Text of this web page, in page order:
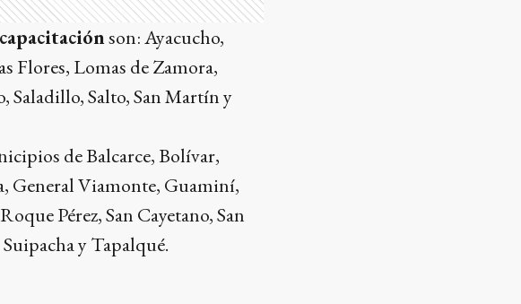
son: Ayacucho,
Flores, Lomas de Zamora,
Salto, San Martín y
de Balcarce, Bolívar,
General Viamonte, Guaminí,
Pérez, San Cayetano, San
y Tapalqué.